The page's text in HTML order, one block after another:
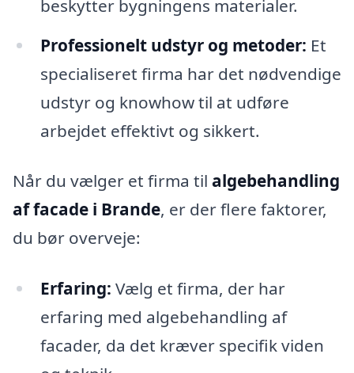
beskytter bygningens materialer.
Professionelt udstyr og metoder: Et
specialiseret firma har det nødvendige
udstyr og knowhow til at udføre
arbejdet effektivt og sikkert.
Når du vælger et firma til algebehandling
af facade i Brande, er der flere faktorer,
du bør overveje:
Erfaring: Vælg et firma, der har
erfaring med algebehandling af
facader, da det kræver specifik viden